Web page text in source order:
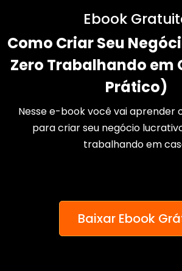
Ebook
Como Criar Seu
Zero Trabalhando em
Prático)
Nesse e-book você vai aprender
para criar seu negócio
trabalhando em
Baixar Ebook